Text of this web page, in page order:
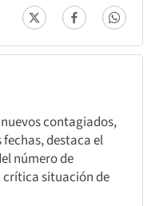
contagiados,
destaca el
número de
crítica situación de